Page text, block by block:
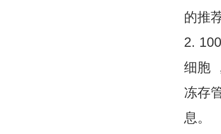
的推
2.
细胞
冻存
息。